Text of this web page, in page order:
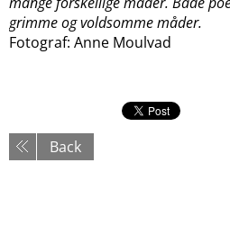
grimme og voldsomme måder.
Fotograf: Anne Moulvad
Back